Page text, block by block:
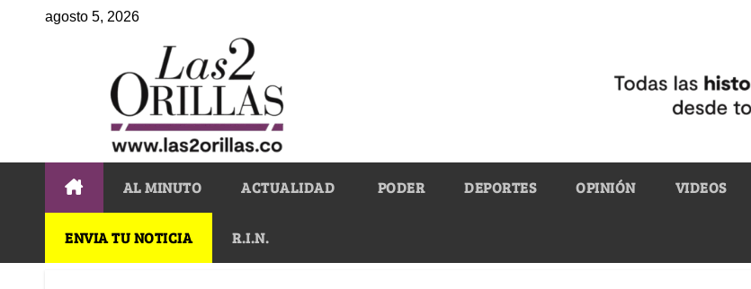
agosto 5, 2026
AL MINUTO ACTUALIDAD PODER DEPORTES OPINIÓN VIDEOS
ENVIA TU NOTICIA R.I.N.